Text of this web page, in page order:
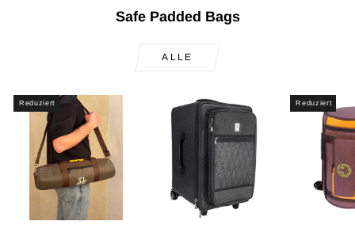
Safe Padded Bags
ALLE
Reduziert Reduziert